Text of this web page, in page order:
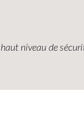
niveau de